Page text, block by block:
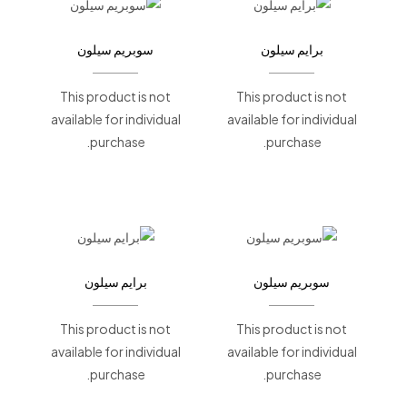
برايم سيلون
This product is not
available for individual
purchase.
سوبريم سيلون
This product is not
available for individual
purchase.
سوبريم سيلون
This product is not
available for individual
purchase.
برايم سيلون
This product is not
available for individual
purchase.